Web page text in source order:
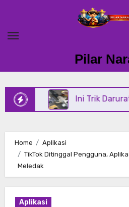
content
Pilar
Ini Trik Darurat Saat Oli
Home
Aplikasi
TikTok Ditinggal Pengguna,
Meledak
Aplikasi